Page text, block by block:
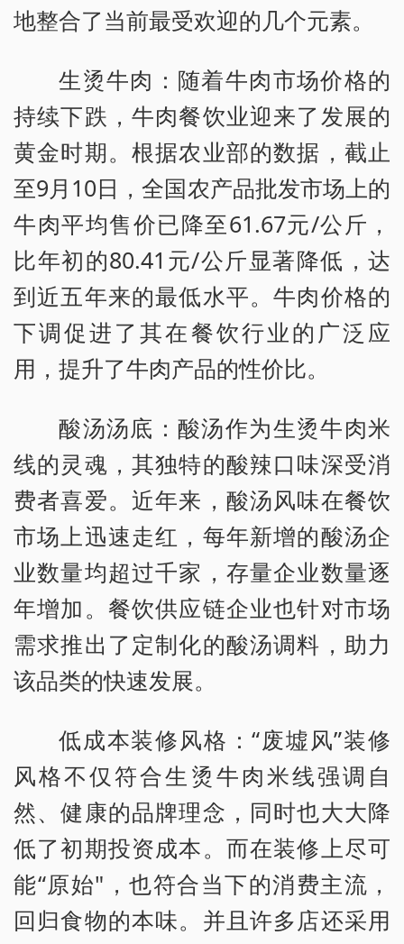
地整合了当前最受欢迎的几个元素。
生烫牛肉：随着牛肉市场价格的
持续下跌，牛肉餐饮业迎来了发展的
黄金时期。根据农业部的数据，截止
至9月10日，全国农产品批发市场上的
牛肉平均售价已降至61.67元/公斤，
比年初的80.41元/公斤显著降低，达
到近五年来的最低水平。牛肉价格的
下调促进了其在餐饮行业的广泛应
用，提升了牛肉产品的性价比。
酸汤汤底：酸汤作为生烫牛肉米
线的灵魂，其独特的酸辣口味深受消
费者喜爱。近年来，酸汤风味在餐饮
市场上迅速走红，每年新增的酸汤企
业数量均超过千家，存量企业数量逐
年增加。餐饮供应链企业也针对市场
需求推出了定制化的酸汤调料，助力
该品类的快速发展。
低成本装修风格：“废墟风”装修
风格不仅符合生烫牛肉米线强调自
然、健康的品牌理念，同时也大大降
低了初期投资成本。而在装修上尽可
能“原始"，也符合当下的消费主流，
回归食物的本味。并且许多店还采用